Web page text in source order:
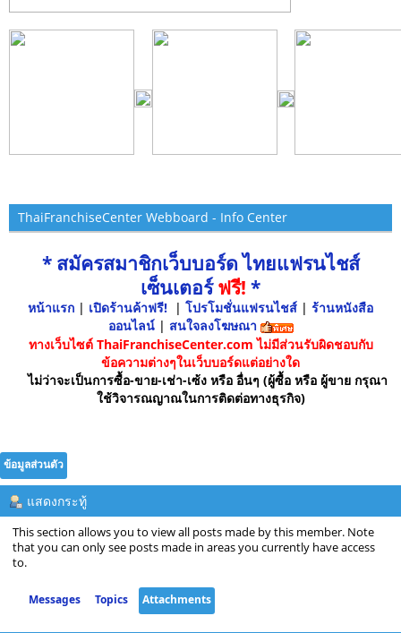
ThaiFranchiseCenter Webboard - Info Center
* สมัครสมาชิกเว็บบอร์ด ไทยแฟรนไชส์
เซ็นเตอร์ฟรี! *
หน้าแรก | เปิดร้านค้าฟรี! | โปรโมชั่นแฟรนไชส์ | ร้านหนังสือ
ออนไลน์ | สนใจลงโฆษณา
ทางเว็บไซต์ ThaiFranchiseCenter.com ไม่มีส่วนรับผิดชอบกับ
ข้อความต่างๆในเว็บบอร์ดแต่อย่างใด
ไม่ว่าจะเป็นการซื้อ-ขาย-เช่า-เซ้ง หรือ อื่นๆ (ผู้ซื้อ หรือ ผู้ขาย กรุณา
ใช้วิจารณญาณในการติดต่อทางธุรกิจ)
ข้อมูลส่วนตัว
แสดงกระทู้
This section allows you to view all posts made by this member. Note
that you can only see posts made in areas you currently have access
to.
Messages Topics Attachments